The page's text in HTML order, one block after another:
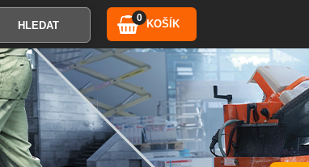
0 KOŠÍK